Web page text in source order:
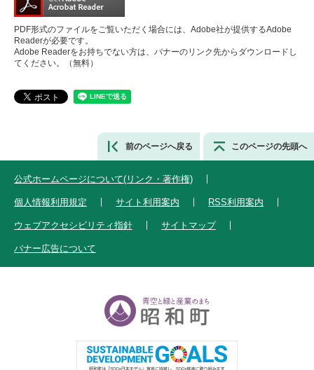
PDF形式のファイルをご覧いただく場合には、Adobe社が提供するAdobe
Readerが必要です。
Adobe Readerをお持ちでない方は、バナーのリンク先からダウンロードし
てください。（無料）
前のページへ戻る このページの先頭へ
公式ホームページについて(リンク・著作権)
個人情報利用規定 サイト利用案内 RSS利用案内
ウェブアクセシビリティ指針 サイトマップ
バナー広告について